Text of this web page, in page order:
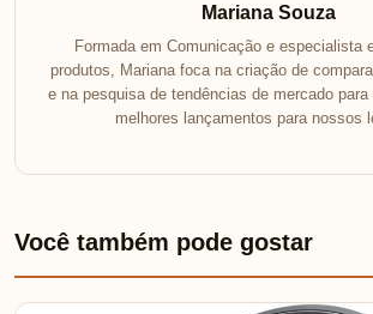
Mariana Souza
Formada em Comunicação e especialista
produtos, Mariana foca na criação de
e na pesquisa de tendências de mercado
melhores lançamentos para nossos
Você também pode gostar